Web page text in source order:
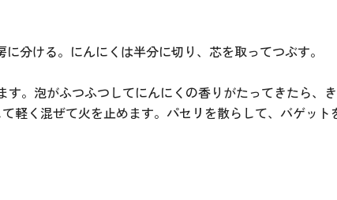
分ける。にんにくは半分に切り、芯を取ってつぶす。
。泡がふつふつしてにんにくの香りがたってきたら、
く混ぜて火を止めます。パセリを散らして、バゲット